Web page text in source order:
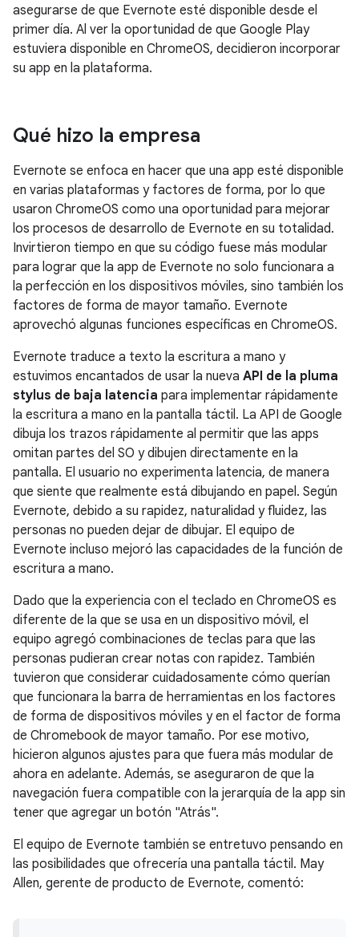
asegurarse de que Evernote esté disponible desde el
primer día. Al ver la oportunidad de que Google Play
estuviera disponible en ChromeOS, decidieron incorporar
su app en la plataforma.
Qué hizo la empresa
Evernote se enfoca en hacer que una app esté disponible
en varias plataformas y factores de forma, por lo que
usaron ChromeOS como una oportunidad para mejorar
los procesos de desarrollo de Evernote en su totalidad.
Invirtieron tiempo en que su código fuese más modular
para lograr que la app de Evernote no solo funcionara a
la perfección en los dispositivos móviles, sino también los
factores de forma de mayor tamaño. Evernote
aprovechó algunas funciones específicas en ChromeOS.
Evernote traduce a texto la escritura a mano y
estuvimos encantados de usar la nueva API de la pluma
stylus de baja latencia para implementar rápidamente
la escritura a mano en la pantalla táctil. La API de Google
dibuja los trazos rápidamente al permitir que las apps
omitan partes del SO y dibujen directamente en la
pantalla. El usuario no experimenta latencia, de manera
que siente que realmente está dibujando en papel. Según
Evernote, debido a su rapidez, naturalidad y fluidez, las
personas no pueden dejar de dibujar. El equipo de
Evernote incluso mejoró las capacidades de la función de
escritura a mano.
Dado que la experiencia con el teclado en ChromeOS es
diferente de la que se usa en un dispositivo móvil, el
equipo agregó combinaciones de teclas para que las
personas pudieran crear notas con rapidez. También
tuvieron que considerar cuidadosamente cómo querían
que funcionara la barra de herramientas en los factores
de forma de dispositivos móviles y en el factor de forma
de Chromebook de mayor tamaño. Por ese motivo,
hicieron algunos ajustes para que fuera más modular de
ahora en adelante. Además, se aseguraron de que la
navegación fuera compatible con la jerarquía de la app sin
tener que agregar un botón "Atrás".
El equipo de Evernote también se entretuvo pensando en
las posibilidades que ofrecería una pantalla táctil. May
Allen, gerente de producto de Evernote, comentó: